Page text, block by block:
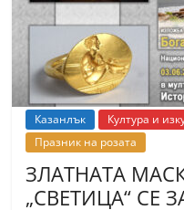
Казанлък Култура и
Празник на розата
ЗЛАТНАТА
„СВЕТИЦА“ СЕ